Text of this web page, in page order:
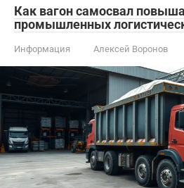
Как вагон самосвал
промышленных
Информация Алексей Воронов